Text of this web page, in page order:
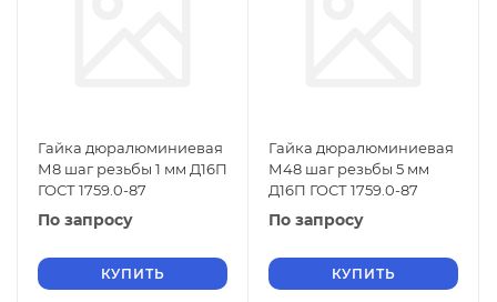
Гайка дюралюминиевая
М8 шаг резьбы 1 мм Д16П
ГОСТ 1759.0-87
По запросу
КУПИТЬ
Гайка дюралюминиевая
М48 шаг резьбы 5 мм
Д16П ГОСТ 1759.0-87
По запросу
КУПИТЬ